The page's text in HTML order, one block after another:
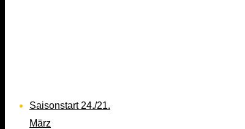
Saisonstart 24./21.
März